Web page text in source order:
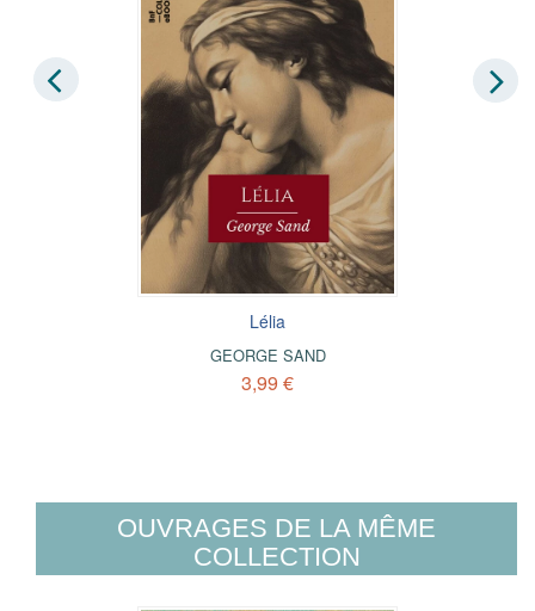
Lélia
GEORGE SAND
3,99 €
OUVRAGES DE LA MÊME
COLLECTION